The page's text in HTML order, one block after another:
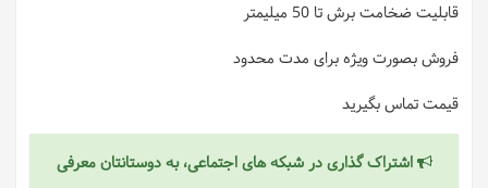
قابلیت ضخامت برش تا 50 میلیمتر
فروش بصورت ویژه برای مدت محدود
قیمت تماس بگیرید
اشتراک گذاری در شبکه های اجتماعی، به دوستانتان معرفی